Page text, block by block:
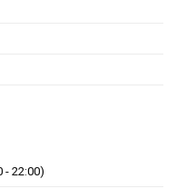
- 22:00)